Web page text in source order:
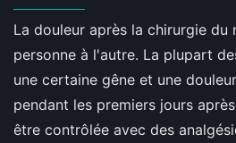
La douleur après la chirurgie du
personne à l'autre. La plupart
une certaine gêne et une
pendant les premiers jours
être contrôlée avec des